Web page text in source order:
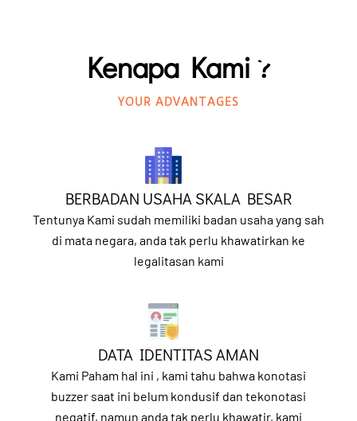
Kenapa Kami ?
YOUR ADVANTAGES
BERBADAN USAHA SKALA BESAR
Tentunya Kami sudah memiliki badan usaha yang sah
di mata negara, anda tak perlu khawatirkan ke
legalitasan kami
DATA IDENTITAS AMAN
Kami Paham hal ini , kami tahu bahwa konotasi
buzzer saat ini belum kondusif dan tekonotasi
negatif, namun anda tak perlu khawatir, kami